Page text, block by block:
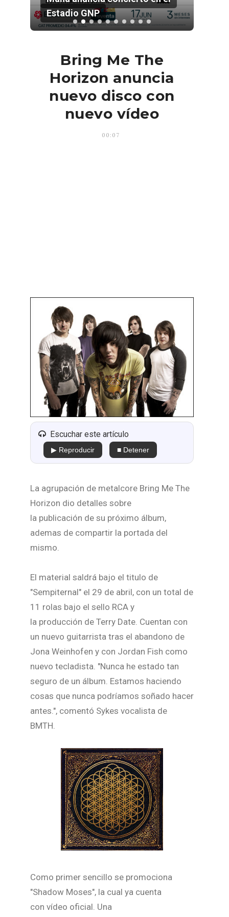
Estadio GNP
Bring Me The
Horizon anuncia
nuevo disco con
nuevo vídeo
00:07
Escuchar este artículo
▶ Reproducir ■ Detener
La agrupación de metalcore Bring Me The
Horizon dio detalles sobre
la publicación de su próximo álbum,
ademas de compartir la portada del
mismo.
El material saldrá bajo el titulo de
"Sempiternal" el 29 de abril, con un total de
11 rolas bajo el sello RCA y
la producción de Terry Date. Cuentan con
un nuevo guitarrista tras el abandono de
Jona Weinhofen y con Jordan Fish como
nuevo tecladista. "Nunca he estado tan
seguro de un álbum. Estamos haciendo
cosas que nunca podríamos soñado hacer
antes.", comentó Sykes vocalista de
BMTH.
Como primer sencillo se promociona
"Shadow Moses", la cual ya cuenta
con vídeo oficial. Una